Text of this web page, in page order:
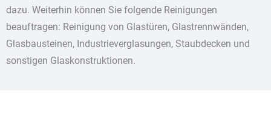
dazu. Weiterhin können Sie folgende Reinigungen
beauftragen: Reinigung von Glastüren, Glastrennwänden,
Glasbausteinen, Industrieverglasungen, Staubdecken und
sonstigen Glaskonstruktionen.